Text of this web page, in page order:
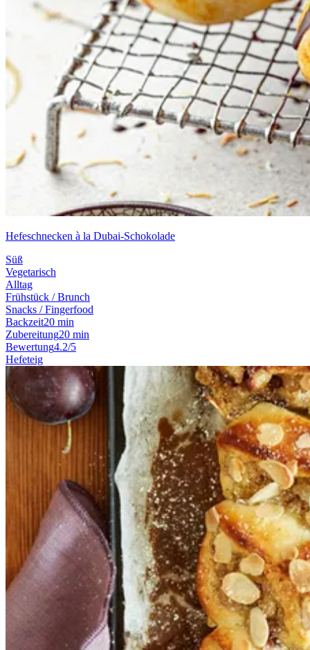
Hefeschnecken à la Dubai-Schokolade
Süß
Vegetarisch
Alltag
Frühstück / Brunch
Snacks / Fingerfood
Backzeit20 min
Zubereitung20 min
Bewertung4.2/5
Hefeteig